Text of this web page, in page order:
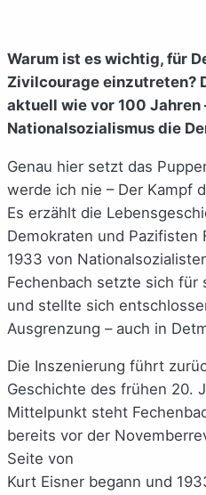
Warum ist es wichtig, für
Zivilcourage einzutreten?
aktuell wie vor 100 Jahren
Nationalsozialismus die
Genau hier setzt das
werde ich nie – Der Kampf
Es erzählt die
Demokraten und Pazifisten
1933 von
Fechenbach setzte sich für
und stellte sich
Ausgrenzung – auch in
Die Inszenierung führt
Geschichte des frühen 20.
Mittelpunkt steht
bereits vor der
Seite von
Kurt Eisner begann und